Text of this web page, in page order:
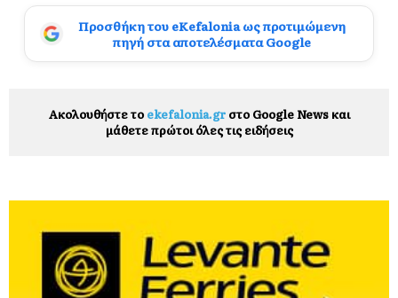
Προσθήκη του eKefalonia ως προτιμώμενη
πηγή στα αποτελέσματα Google
Ακολουθήστε το ekefalonia.grστο Google News και
μάθετε πρώτοι όλες τις ειδήσεις